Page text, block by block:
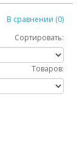
В сравнении (0)
Сортировать:
Товаров: